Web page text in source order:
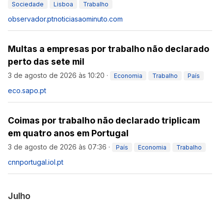
Sociedade Lisboa Trabalho
observador.ptnoticiasaominuto.com
Multas a empresas por trabalho não declarado
perto das sete mil
3 de agosto de 2026 às 10:20 · Economia Trabalho País
eco.sapo.pt
Coimas por trabalho não declarado triplicam
em quatro anos em Portugal
3 de agosto de 2026 às 07:36 · País Economia Trabalho
cnnportugal.iol.pt
Julho